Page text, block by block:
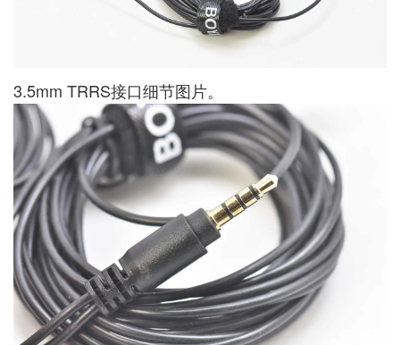
3.5mm TRRS接口细节图片。